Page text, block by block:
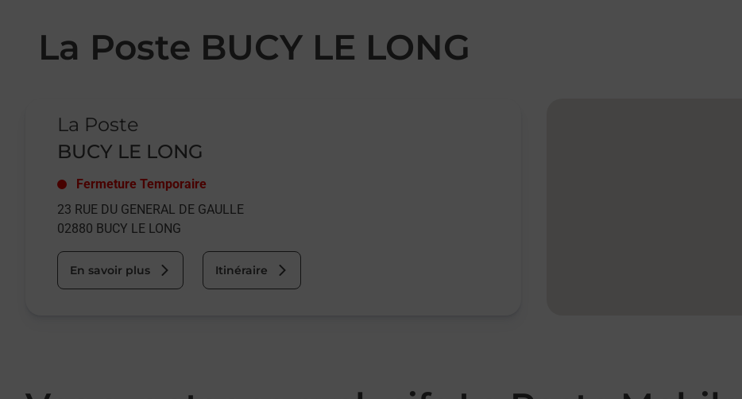
La Poste BUCY LE LONG
La Poste
BUCY LE LONG
Fermeture Temporaire
23 RUE DU GENERAL DE GAULLE
02880 BUCY LE LONG
En savoir plus Itinéraire